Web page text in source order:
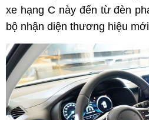
xe hạng C này đến từ đèn
bộ nhận diện thương hiệu